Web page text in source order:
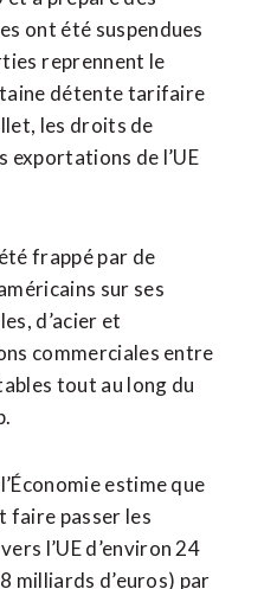
ont été suspendues
⁠reprennent le
détente tarifaire
les droits de
exportations de l’UE
frappé par de
sur ses
d’acier et
commerciales entre
tout au long du
estime que
faire passer les
l’UE d’environ 24
milliards d’euros) par